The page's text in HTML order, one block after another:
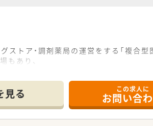
ストア・調剤薬局の運営をする「複合型
もあり、
ターンの店舗形態がございます。
、医療ヴィレッジ型、
験を積むことが可能です。
見る この求人に
お問い合